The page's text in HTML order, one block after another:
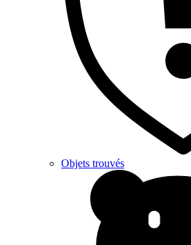
Objets trouvés